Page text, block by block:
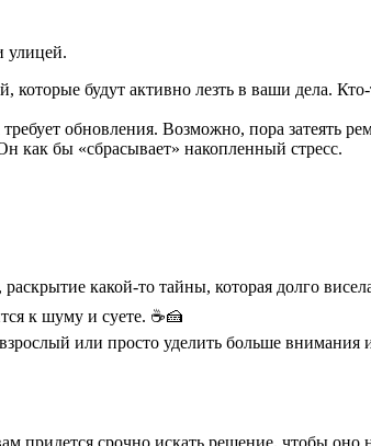
улицей.
будут активно лезть в ваши дела.
обновления. Возможно, пора затеять
как бы «сбрасывает» накопленный стресс.
какой-то тайны, которая долго
к шуму и суете. ☕🍰
или просто уделить больше внимания